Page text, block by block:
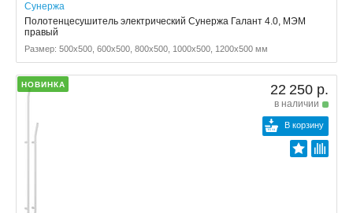
Сунержа
Полотенцесушитель электрический Сунержа Галант 4.0, МЭМ
правый
Размер: 500x500, 600x500, 800x500, 1000x500, 1200x500 мм
НОВИНКА 22 250 р.
в наличии
В корзину